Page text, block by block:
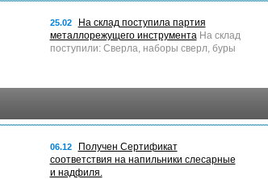
25.02
На склад поступила партия
металлорежущего инструментаНа склад
поступили: Сверла, наборы сверл, буры
06.12
Получен Сертификат
соответствия на напильники слесарные
и надфиля.